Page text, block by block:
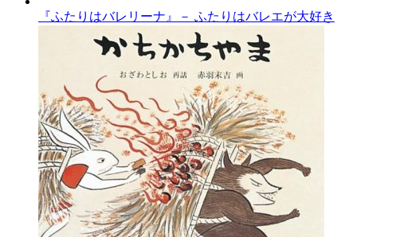
『ふたりはバレリーナ』－ ふたりはバレエが大好き